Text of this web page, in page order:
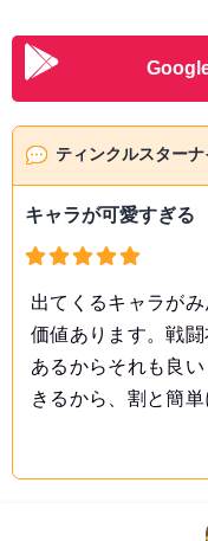
ティンクルスター
キャラが可愛すぎる
出てくるキャラが
価値あります。戦
あるからそれも良
きるから、割と簡単